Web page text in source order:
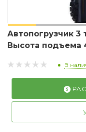
Автопогрузчик 3
Высота подъема
В